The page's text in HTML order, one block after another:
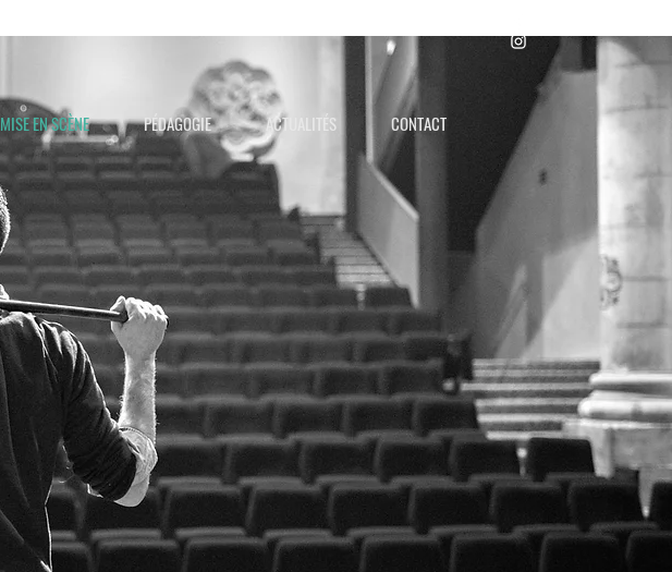
MISE EN SCÈNE PÉDAGOGIE ACTUALITÉS CONTACT